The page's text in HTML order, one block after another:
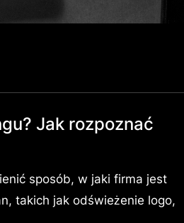
Jak rozpoznać
sposób, w jaki firma jest
takich jak odświeżenie logo,